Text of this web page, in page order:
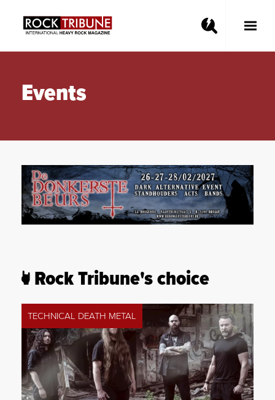
Toggle
Events
Rock Tribune's choice
TECHNICAL DEATH METAL